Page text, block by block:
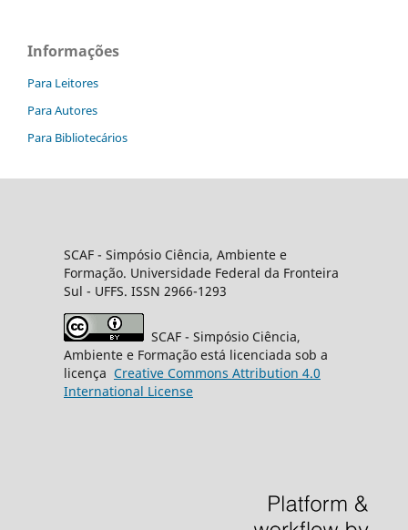
Informações
Para Leitores
Para Autores
Para Bibliotecários
SCAF - Simpósio Ciência, Ambiente e
Formação. Universidade Federal da Fronteira
Sul - UFFS. ISSN 2966-1293
SCAF - Simpósio Ciência,
Ambiente e Formação está licenciada sob a
licença Creative Commons Attribution 4.0
International License